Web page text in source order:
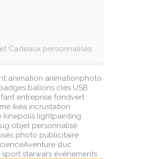
Cadeaux personnalisés
animation animationphoto
ballons clés USB
entreprise fondvert
ikéa incrustation
kinepolis lightpainting
objet personnalisé
photo publicitaire
sluc
sport starwars événements